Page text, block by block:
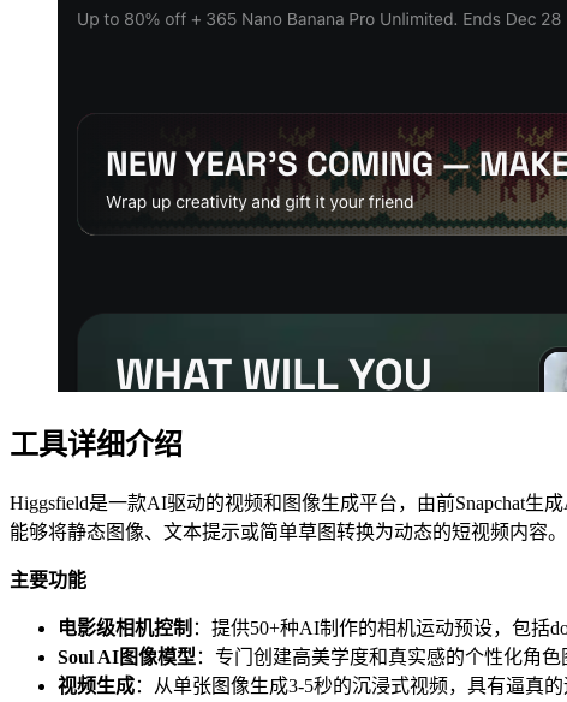
工具详细介绍
Higgsfield是一款AI驱动的视频和图像生成平台，由前Snapchat生
能够将静态图像、文本提示或简单草图转换为动态的短视频内容。
主要功能
电影级相机控制 ：提供50+种AI制作的相机运动预设，包括
Soul AI图像模型 ：专门创建高美学度和真实感的个性化角色
视频生成：从单张图像生成3-5秒的沉浸式视频，具有逼真